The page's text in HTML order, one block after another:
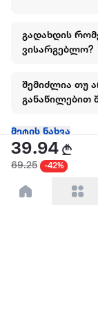
39.94
69.25 -42%
გადახდის
ვისარგებლო?
შემიძლია თუ
განაწილებით
მეტის ნახვა